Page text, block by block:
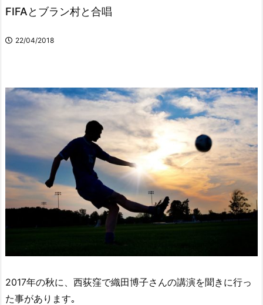
FIFAとブラン村と合唱
22/04/2018
2017年の秋に、西荻窪で織田博子さんの講演を聞きに行っ
た事があります｡